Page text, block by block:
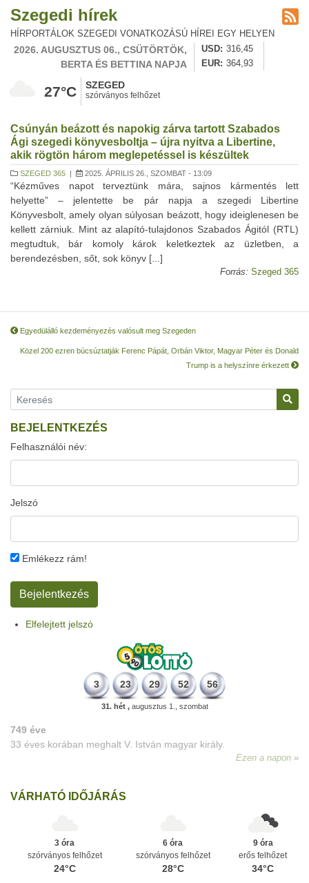
Szegedi hírek
HÍRPORTÁLOK SZEGEDI VONATKOZÁSÚ HÍREI EGY HELYEN
2026. AUGUSZTUS 06., CSÜTÖRTÖK,
BERTA ÉS BETTINA NAPJA
USD
316,45
EUR
364,93
27°C SZEGED
szórványos felhőzet
Csúnyán beázott és napokig zárva tartott Szabados
Ági szegedi könyvesboltja – újra nyitva a Libertine,
akik rögtön három meglepetéssel is készültek
SZEGED 365 | 2025. ÁPRILIS 26., SZOMBAT - 13:09
“Kézműves napot terveztünk mára, sajnos kármentés lett
helyette” – jelentette be pár napja a szegedi Libertine
Könyvesbolt, amely olyan súlyosan beázott, hogy ideiglenesen be
kellett zárniuk. Mint az alapító-tulajdonos Szabados Ágitól (RTL)
megtudtuk, bár komoly károk keletkeztek az üzletben, a
berendezésben, sőt, sok könyv [...]
Forrás: Szeged 365
Egyedülálló kezdeményezés valósult meg Szegeden
Közel 200 ezren búcsúztatják Ferenc Pápát, Orbán Viktor, Magyar Péter és Donald
Trump is a helyszínre érkezett
BEJELENTKEZÉS
Felhasználói név:
Jelszó
Emlékezz rám!
Elfelejtett jelszó
3 23 29 52 56
31. hét ,augusztus 1., szombat
749 éve
33 éves korában meghalt V. István magyar király.
Ezen a napon
VÁRHATÓ IDŐJÁRÁS
3 óra
szórványos felhőzet
24°C
6 óra
szórványos felhőzet
28°C
9 óra
erős felhőzet
34°C